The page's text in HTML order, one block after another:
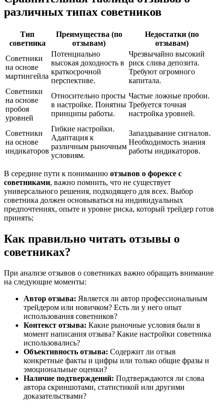
различных типах советников
Тип
советника
Преимущества (по
отзывам)
Недостатки (по
отзывам)
Советники
на основе
мартингейла
Потенциально
высокая доходность в
краткосрочной
перспективе.
Чрезвычайно высокий
риск слива депозита.
Требуют огромного
капитала.
Советники
на основе
пробоя
уровней
Относительно просты
в настройке. Понятны
принципы работы.
Частые ложные пробои.
Требуется точная
настройка уровней.
Советники
на основе
индикаторов
Гибкие настройки.
Адаптация к
различным рыночным
условиям.
Запаздывание сигналов.
Необходимость знания
работы индикаторов.
В середине пути к пониманию отзывов о форексе с
советниками, важно помнить, что не существует
универсального решения, подходящего для всех. Выбор
советника должен основываться на индивидуальных
предпочтениях, опыте и уровне риска, который трейдер готов
принять;
Как правильно читать отзывы о
советниках?
При анализе отзывов о советниках важно обращать внимание
на следующие моменты:
Автор отзыва: Является ли автор профессиональным
трейдером или новичком? Есть ли у него опыт
использования советников?
Контекст отзыва: Какие рыночные условия были в
момент написания отзыва? Какие настройки советника
использовались?
Объективность отзыва: Содержит ли отзыв
конкретные факты и цифры или только общие фразы и
эмоциональные оценки?
Наличие подтверждений: Подтверждаются ли слова
автора скриншотами, статистикой или другими
доказательствами?